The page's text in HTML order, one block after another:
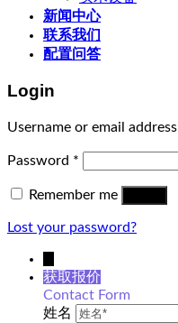
新闻中心
联系我们
配置问答
Login
Username or email address
Password *
Remember me
Lost your password?
获取报价
Contact Form
姓名